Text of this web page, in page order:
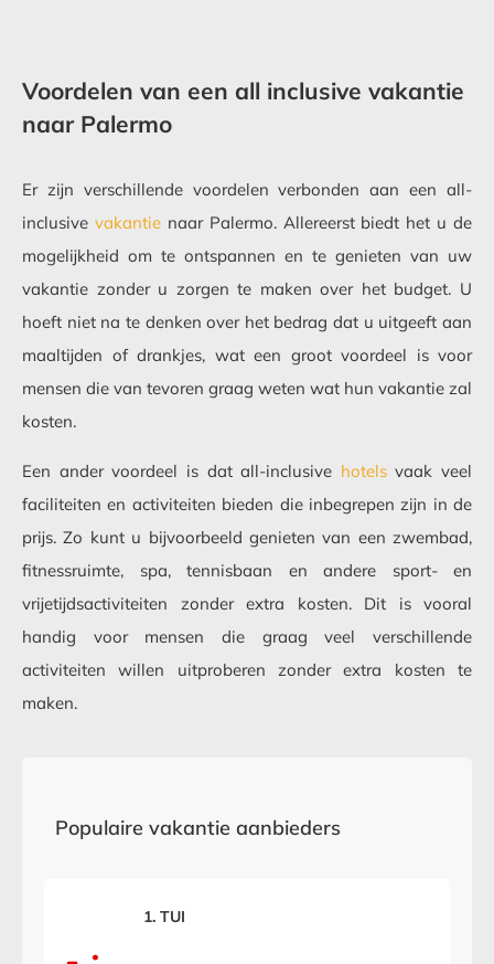
Voordelen van een all inclusive vakantie
naar Palermo
Er zijn verschillende voordelen verbonden aan een all-
inclusive vakantienaar Palermo. Allereerst biedt het u de
mogelijkheid om te ontspannen en te genieten van uw
vakantie zonder u zorgen te maken over het budget. U
hoeft niet na te denken over het bedrag dat u uitgeeft aan
maaltijden of drankjes, wat een groot voordeel is voor
mensen die van tevoren graag weten wat hun vakantie zal
kosten.
Een ander voordeel is dat all-inclusive hotelsvaak veel
faciliteiten en activiteiten bieden die inbegrepen zijn in de
prijs. Zo kunt u bijvoorbeeld genieten van een zwembad,
fitnessruimte, spa, tennisbaan en andere sport- en
vrijetijdsactiviteiten zonder extra kosten. Dit is vooral
handig voor mensen die graag veel verschillende
activiteiten willen uitproberen zonder extra kosten te
maken.
Populaire vakantie aanbieders
1. TUI